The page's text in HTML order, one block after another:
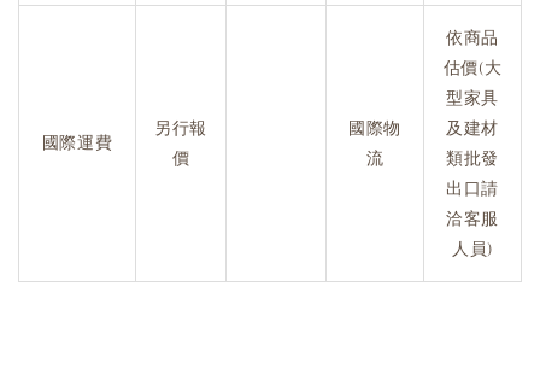
國際運費
另行報
價
國際物
流
依商品
估價(大
型家具
及建材
類批發
出口請
洽客服
人員)